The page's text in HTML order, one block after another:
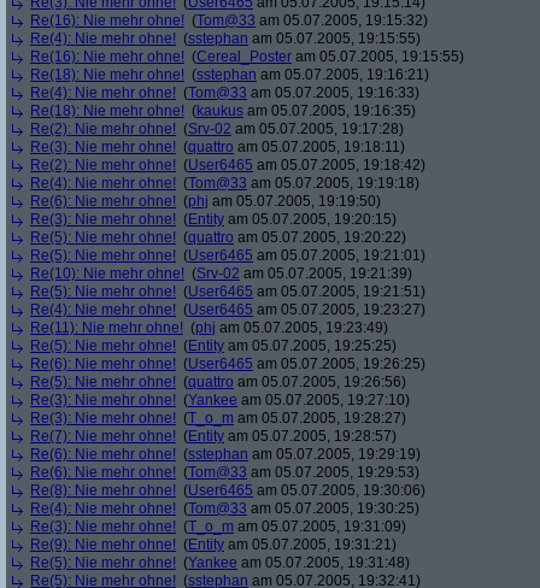
Re(16): Nie mehr ohne! (Tom@33 am 05.07.2005, 19:15:32)
Re(4): Nie mehr ohne! (sstephan am 05.07.2005, 19:15:55)
Re(16): Nie mehr ohne! (Cereal_Poster am 05.07.2005, 19:15:55)
Re(18): Nie mehr ohne! (sstephan am 05.07.2005, 19:16:21)
Re(4): Nie mehr ohne! (Tom@33 am 05.07.2005, 19:16:33)
Re(18): Nie mehr ohne! (kaukus am 05.07.2005, 19:16:35)
Re(2): Nie mehr ohne! (Srv-02 am 05.07.2005, 19:17:28)
Re(3): Nie mehr ohne! (quattro am 05.07.2005, 19:18:11)
Re(2): Nie mehr ohne! (User6465 am 05.07.2005, 19:18:42)
Re(4): Nie mehr ohne! (Tom@33 am 05.07.2005, 19:19:18)
Re(6): Nie mehr ohne! (phj am 05.07.2005, 19:19:50)
Re(3): Nie mehr ohne! (Entity am 05.07.2005, 19:20:15)
Re(5): Nie mehr ohne! (quattro am 05.07.2005, 19:20:22)
Re(5): Nie mehr ohne! (User6465 am 05.07.2005, 19:21:01)
Re(10): Nie mehr ohne! (Srv-02 am 05.07.2005, 19:21:39)
Re(5): Nie mehr ohne! (User6465 am 05.07.2005, 19:21:51)
Re(4): Nie mehr ohne! (User6465 am 05.07.2005, 19:23:27)
Re(11): Nie mehr ohne! (phj am 05.07.2005, 19:23:49)
Re(5): Nie mehr ohne! (Entity am 05.07.2005, 19:25:25)
Re(6): Nie mehr ohne! (User6465 am 05.07.2005, 19:26:25)
Re(5): Nie mehr ohne! (quattro am 05.07.2005, 19:26:56)
Re(3): Nie mehr ohne! (Yankee am 05.07.2005, 19:27:10)
Re(3): Nie mehr ohne! (T_o_m am 05.07.2005, 19:28:27)
Re(7): Nie mehr ohne! (Entity am 05.07.2005, 19:28:57)
Re(6): Nie mehr ohne! (sstephan am 05.07.2005, 19:29:19)
Re(6): Nie mehr ohne! (Tom@33 am 05.07.2005, 19:29:53)
Re(8): Nie mehr ohne! (User6465 am 05.07.2005, 19:30:06)
Re(4): Nie mehr ohne! (Tom@33 am 05.07.2005, 19:30:25)
Re(3): Nie mehr ohne! (T_o_m am 05.07.2005, 19:31:09)
Re(9): Nie mehr ohne! (Entity am 05.07.2005, 19:31:21)
Re(5): Nie mehr ohne! (Yankee am 05.07.2005, 19:31:48)
Re(5): Nie mehr ohne! (sstephan am 05.07.2005, 19:32:41)